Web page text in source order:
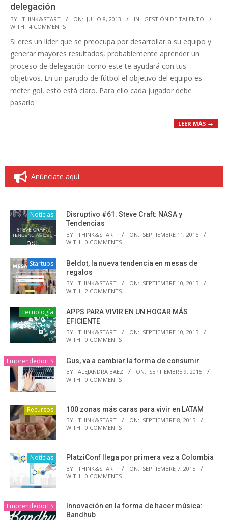
delegación
2013-
07-
08
BY: THINK&START ON: JULIO 8, 2013 IN: GESTIÓN DE TALENTO
WITH: 4 COMMENTS
Si eres un líder que se preocupa por desarrollar a su equipo y
generar mayores resultados, probablemente aprender un
proceso de delegación como este te ayudará con tus
objetivos. En un partido de fútbol el objetivo del equipo es
meter gol, esto está claro. Para ello cada jugador debe
pasarlo
LEER MÁS →
Anúnciate aquí
Noticias
Disruptivo #61: Steve Craft: NASA y
Tendencias
BY: THINK&START ON: SEPTIEMBRE 11, 2015
WITH: 0 COMMENTS
Startups
Beldot, la nueva tendencia en mesas de
regalos
BY: THINK&START ON: SEPTIEMBRE 10, 2015
WITH: 2 COMMENTS
Tecnología
APPS PARA VIVIR EN UN HOGAR MÁS
EFICIENTE
BY: THINK&START ON: SEPTIEMBRE 10, 2015
WITH: 0 COMMENTS
EmprendedorES Gus, va a cambiar la forma de consumir
BY: ALEJANDRA BAEZ ON: SEPTIEMBRE 9, 2015
WITH: 0 COMMENTS
Recursos 100 zonas más caras para vivir en LATAM
BY: THINK&START ON: SEPTIEMBRE 8, 2015
WITH: 0 COMMENTS
Noticias PlatziConf llega por primera vez a Colombia
BY: THINK&START ON: SEPTIEMBRE 7, 2015
WITH: 0 COMMENTS
EmprendedorES
Innovación en la forma de hacer música:
Bandhub